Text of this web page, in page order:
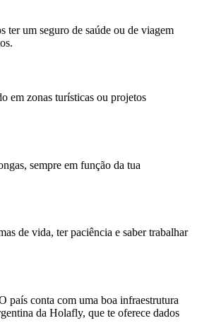
ter um seguro de saúde ou de viagem
em zonas turísticas ou projetos
sempre em função da tua
de vida, ter paciência e saber trabalhar
país conta com uma boa infraestrutura
da Holafly, que te oferece dados